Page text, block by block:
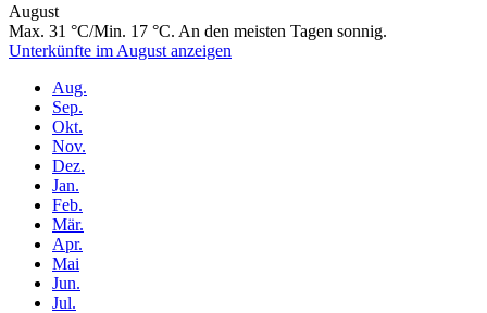
August
Max. 31 °C/Min. 17 °C. An den meisten Tagen sonnig.
Unterkünfte im August anzeigen
Aug.
Sep.
Okt.
Nov.
Dez.
Jan.
Feb.
Mär.
Apr.
Mai
Jun.
Jul.